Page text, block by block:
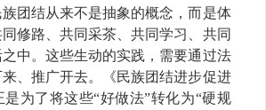
团结从来不是抽象的概念，而是体
修路、共同采茶、共同学习、共同
中。这些生动的实践，需要通过法
、推广开去。《民族团结进步促进
是为了将这些“好做法”转化为“硬规